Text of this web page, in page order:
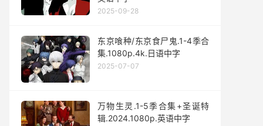
2025-09-28
东京喰种/东京食尸鬼.1-4季合
集.1080p.4k.日语中字
2025-07-07
万物生灵.1-5季合集+圣诞特
辑.2024.1080p.英语中字